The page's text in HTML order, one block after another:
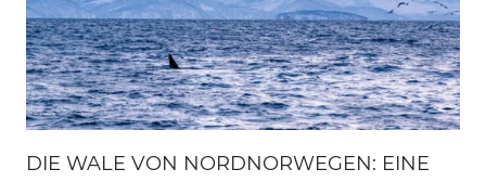
DIE WALE VON NORDNORWEGEN: EINE